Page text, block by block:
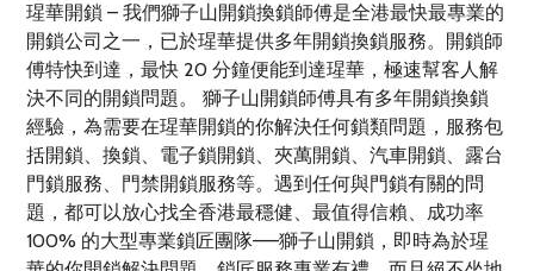
瑆華開鎖 – 我們獅子山開鎖換鎖師傅是全港最快最專業的
開鎖公司之一，已於瑆華提供多年開鎖換鎖服務。開鎖師
傅特快到達，最快 20 分鐘便能到達瑆華，極速幫客人解
決不同的開鎖問題。 獅子山開鎖師傅具有多年開鎖換鎖
經驗，為需要在瑆華開鎖的你解決任何鎖類問題，服務包
括開鎖、換鎖、電子鎖開鎖、夾萬開鎖、汽車開鎖、露台
門鎖服務、門禁開鎖服務等。遇到任何與門鎖有關的問
題，都可以放心找全香港最穩健、最值得信賴、成功率
100% 的大型專業鎖匠團隊——獅子山開鎖，即時為於瑆